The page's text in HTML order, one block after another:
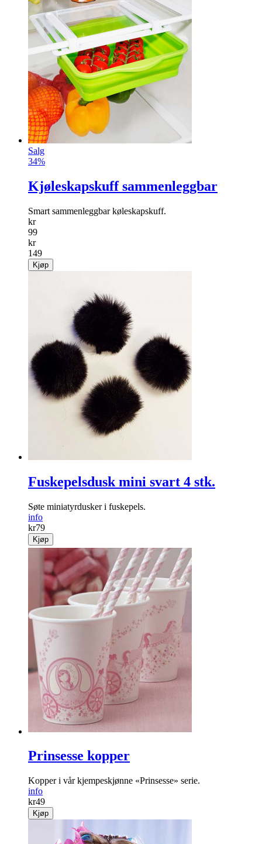
Salg
34%
Kjøleskapskuff sammenleggbar
Smart sammenleggbar køleskapskuff.
kr
99
kr
149
Kjøp
Fuskepelsdusk mini svart 4 stk.
Søte miniatyrdusker i fuskepels.
info
kr79
Kjøp
Prinsesse kopper
Kopper i vår kjempeskjønne «Prinsesse» serie.
info
kr49
Kjøp